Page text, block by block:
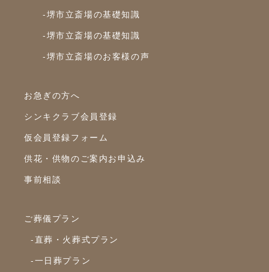
2023年8月
2023年7月
2023年6月
2023年4月
2023年3月
2023年2月
2023年1月
2022年12月
-堺市立斎場の基礎知識
-堺市立斎場の基礎知識
-堺市立斎場のお客様の声
お急ぎの方へ
シンキクラブ会員登録
仮会員登録フォーム
供花・供物のご案内お申込み
事前相談
ご葬儀プラン
-直葬・火葬式プラン
-一日葬プラン